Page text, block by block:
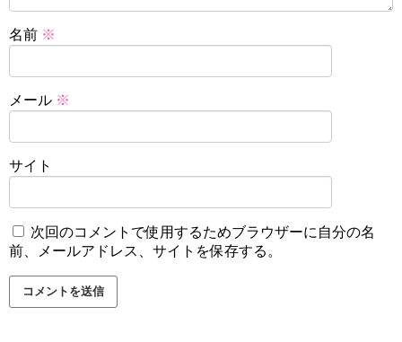
名前 ※
メール ※
サイト
次回のコメントで使用するためブラウザーに自分の名
前、メールアドレス、サイトを保存する。